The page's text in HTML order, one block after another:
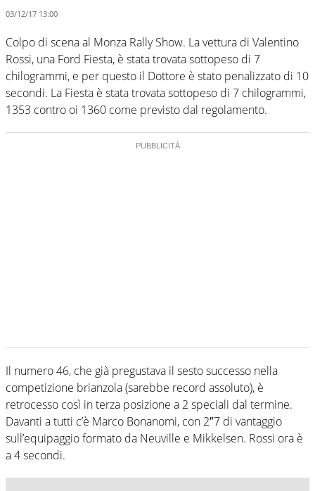
03/12/17 13:00
Colpo di scena al Monza Rally Show. La vettura di Valentino
Rossi, una Ford Fiesta, è stata trovata sottopeso di 7
chilogrammi, e per questo il Dottore è stato penalizzato di 10
secondi. La Fiesta è stata trovata sottopeso di 7 chilogrammi,
1353 contro oi 1360 come previsto dal regolamento.
Il numero 46, che già pregustava il sesto successo nella
competizione brianzola (sarebbe record assoluto), è
retrocesso così in terza posizione a 2 speciali dal termine.
Davanti a tutti c’è Marco Bonanomi, con 2″7 di vantaggio
sull’equipaggio formato da Neuville e Mikkelsen. Rossi ora è
a 4 secondi.